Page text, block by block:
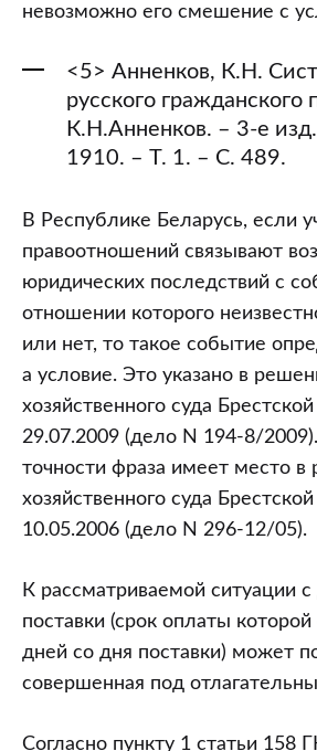
невозможно его смешение с
<5> Анненков, К.Н.
русского гражданского
К.Н.Анненков. – 3-е
1910. – Т. 1. – С. 489.
В Республике Беларусь, если
правоотношений связывают
юридических последствий с
отношении которого
или нет, то такое событие
а условие. Это указано в
хозяйственного суда
29.07.2009 (дело N 194-8/
точности фраза имеет место в
хозяйственного суда
10.05.2006 (дело N 296-12/05).
К рассматриваемой ситуации
поставки (срок оплаты которой
дней со дня поставки) может
совершенная под
Согласно пункту 1 статьи 158